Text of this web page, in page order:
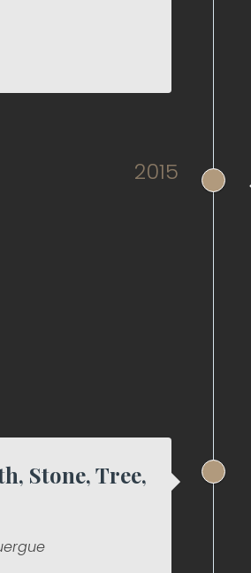
2015
Stone, Tree,